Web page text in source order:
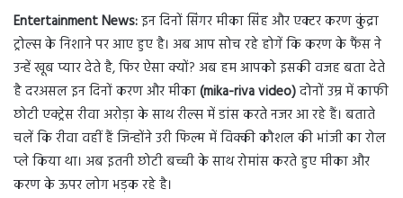
Entertainment News:इन दिनों सिंगर मीका सिंह और एक्टर करण कुंद्रा
ट्रोल्स के निशाने पर आए हुए है। अब आप सोच रहे होगें कि करण के फैंस ने
उन्हें खूब प्यार देते है, फिर ऐसा क्यों? अब हम आपको इसकी वजह बता देते
है दरअसल इन दिनों करण और मीका(mika-riva video)दोनों उम्र में काफी
छोटी एक्ट्रेस रीवा अरोड़ा के साथ रील्स में डांस करते नजर आ रहे हैं। बताते
चलें कि रीवा वहीं हैं जिन्होंने उरी फिल्म में विक्की कौशल की भांजी का रोल
प्ले किया था। अब इतनी छोटी बच्ची के साथ रोमांस करते हुए मीका और
करण के ऊपर लोग भड़क रहे है।